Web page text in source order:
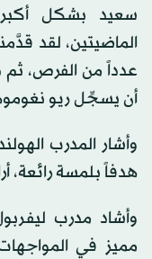
سعيد بشكل أكبر
الماضيتين، لقد
عدداً من الفرص، ثم
أن يسجِّل ريو
وأشار المدرب
هدفاً بلمسة رائعة،
وأشاد مدرب
مميز في